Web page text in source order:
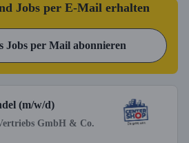
Jobs per E-Mail erhalten
Jobs per Mail abonnieren
(m/w/d)
GmbH & Co.